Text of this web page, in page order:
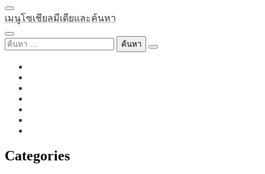
สำหรับ:
เมนูโซเชียลมีเดียและค้นหา
ค้นหา
Categories